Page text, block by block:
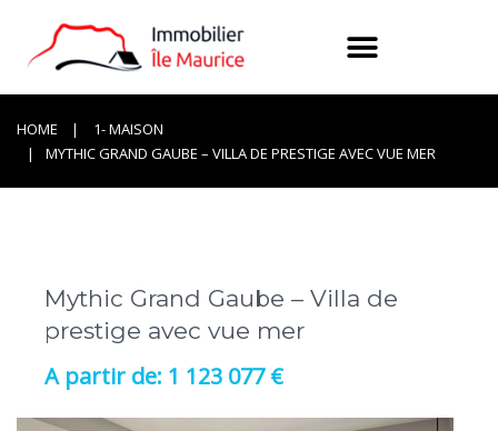
HOME
1- MAISON
MYTHIC GRAND GAUBE – VILLA DE PRESTIGE AVEC VUE MER
Mythic Grand Gaube – Villa de
prestige avec vue mer
1 123 077 €